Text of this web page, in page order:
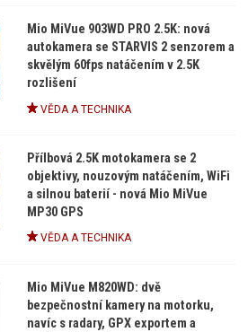
Mio MiVue 903WD PRO 2.5K: nová
autokamera se STARVIS 2 senzorem a
skvělým 60fps natáčením v 2.5K
rozlišení
VĚDA A TECHNIKA
Přílbová 2.5K motokamera se 2
objektivy, nouzovým natáčením, WiFi
a silnou baterií - nová Mio MiVue
MP30 GPS
VĚDA A TECHNIKA
Mio MiVue M820WD: dvě
bezpečnostní kamery na motorku,
navíc s radary, GPX exportem a